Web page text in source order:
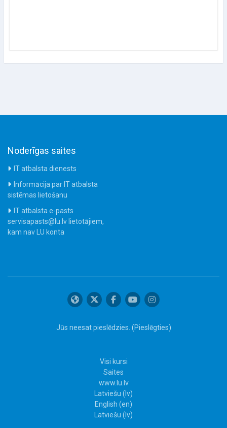
Noderīgas saites
IT atbalsta dienests
Informācija par IT atbalsta
sistēmas lietošanu
IT atbalsta e-pasts
servisapasts@lu.lv lietotājiem,
kam nav LU konta
Jūs neesat pieslēdzies. (Pieslēgties)
Visi kursi
Saites
www.lu.lv
Latviešu ‎(lv)‎
English ‎(en)‎
Latviešu ‎(lv)‎